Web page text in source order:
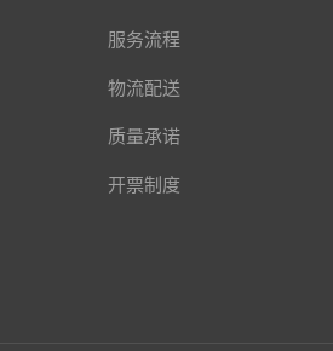
服务流程
物流配送
质量承诺
开票制度